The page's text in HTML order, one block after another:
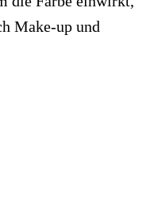
Make-up und